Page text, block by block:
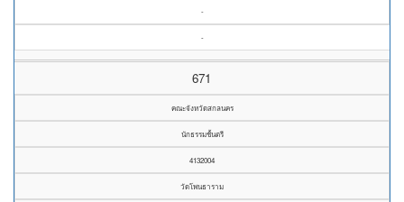
-
-
671
คณะจังหวัดสกลนคร
นักธรรมชั้นตรี
4132004
วัดโพนธาราม